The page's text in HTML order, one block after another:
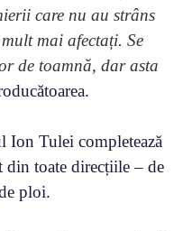
care nu au strâns
mai afectați. Se
de toamnă, dar asta
Ion Tulei completează
toate direcțiile – de
ploi.